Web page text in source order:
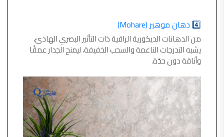
4️⃣دهان موهير (Mohare)
من الدهانات الديكورية الراقية ذات التأثير البصري الهادئ،
يشبه التدرجات الناعمة والسحب الخفيفة، ليمنح الجدار عمقًا
وأناقة دون حدّة.